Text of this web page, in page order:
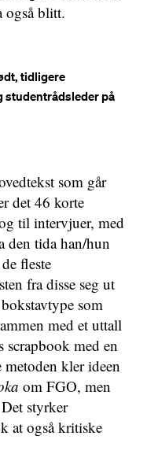
også blitt.
tidligere
studentrådsleder på
som går
det 46 korte
til intervjuer, med
den tida han/hun
fleste
fra disse seg ut
som
med et uttall
med en
kler ideen
om FGO, men
styrker
at også kritiske